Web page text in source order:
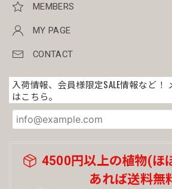
MEMBERS
MY PAGE
CONTACT
入荷情報、会員様限定SALE情報など！
はこちら。
4500円以上の植物(ほ
あれば送料無